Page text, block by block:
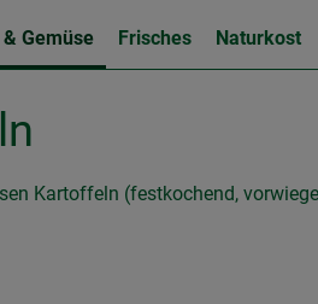
Gemüse Frisches Naturkost
Kartoffeln (festkochend,